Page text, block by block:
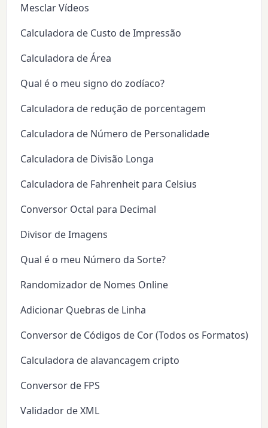
Mesclar Vídeos
Calculadora de Custo de Impressão
Calculadora de Área
Qual é o meu signo do zodíaco?
Calculadora de redução de porcentagem
Calculadora de Número de Personalidade
Calculadora de Divisão Longa
Calculadora de Fahrenheit para Celsius
Conversor Octal para Decimal
Divisor de Imagens
Qual é o meu Número da Sorte?
Randomizador de Nomes Online
Adicionar Quebras de Linha
Conversor de Códigos de Cor (Todos os Formatos)
Calculadora de alavancagem cripto
Conversor de FPS
Validador de XML